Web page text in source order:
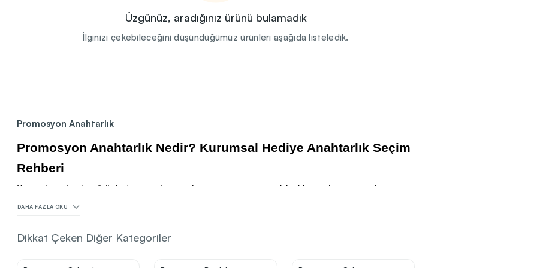
Üzgünüz, aradığınız ürünü bulamadık
İlginizi çekebileceğini düşündüğümüz ürünleri aşağıda listeledik.
Promosyon Anahtarlık
Promosyon Anahtarlık Nedir? Kurumsal Hediye Anahtarlık Seçim
Rehberi
Kurumların tanıtım ürünleri arasında yer alan promosyon anahtarlık
, markanın eşyalara
DAHA FAZLA OKU
Dikkat Çeken Diğer Kategoriler